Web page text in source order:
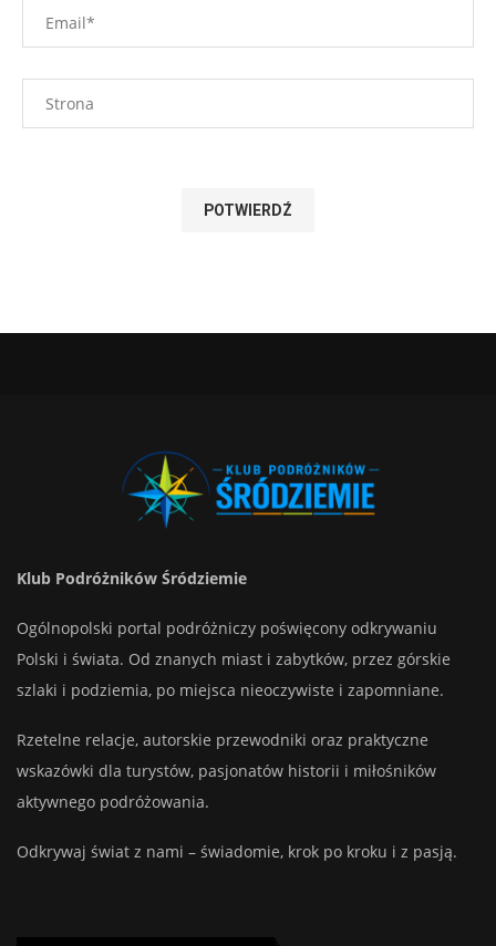
Klub Podróżników Śródziemie
Ogólnopolski portal podróżniczy poświęcony odkrywaniu
Polski i świata. Od znanych miast i zabytków, przez górskie
szlaki i podziemia, po miejsca nieoczywiste i zapomniane.
Rzetelne relacje, autorskie przewodniki oraz praktyczne
wskazówki dla turystów, pasjonatów historii i miłośników
aktywnego podróżowania.
Odkrywaj świat z nami – świadomie, krok po kroku i z pasją.